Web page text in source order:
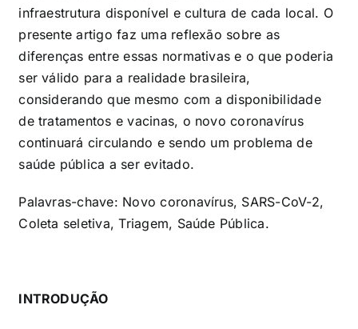
infraestrutura disponível e cultura de cada local. O
presente artigo faz uma reflexão sobre as
diferenças entre essas normativas e o que poderia
ser válido para a realidade brasileira,
considerando que mesmo com a disponibilidade
de tratamentos e vacinas, o novo coronavírus
continuará circulando e sendo um problema de
saúde pública a ser evitado.
Palavras-chave: Novo coronavírus, SARS-CoV-2,
Coleta seletiva, Triagem, Saúde Pública.
INTRODUÇÃO